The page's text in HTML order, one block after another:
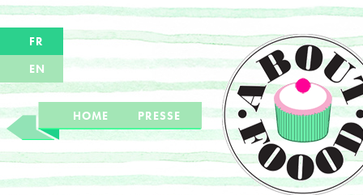
FR
EN
HOME PRESSE